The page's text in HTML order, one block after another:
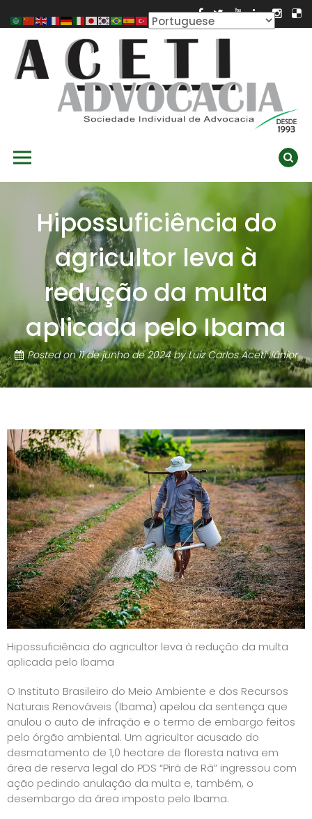
to
content
Hipossuficiência do
agricultor leva à
redução da multa
aplicada pelo Ibama
Posted on11 de junho de 2024byLuiz Carlos Aceti Júnior
Hipossuficiência do agricultor leva à redução da multa
aplicada pelo Ibama
O Instituto Brasileiro do Meio Ambiente e dos Recursos
Naturais Renováveis (Ibama) apelou da sentença que
anulou o auto de infração e o termo de embargo feitos
pelo órgão ambiental. Um agricultor acusado do
desmatamento de 1,0 hectare de floresta nativa em
área de reserva legal do PDS “Pirã de Rã” ingressou com
ação pedindo anulação da multa e, também, o
desembargo da área imposto pelo Ibama.